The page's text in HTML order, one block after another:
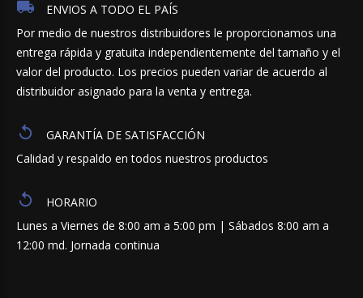
ENVIOS A TODO EL PAÍS
Por medio de nuestros distribuidores le proporcionamos una
entrega rápida y gratuita independientemente del tamaño y el
valor del producto. Los precios pueden variar de acuerdo al
distribuidor asignado para la venta y entrega.
GARANTÍA DE SATISFACCIÓN
Calidad y respaldo en todos nuestros productos
HORARIO
Lunes a Viernes de 8:00 am a 5:00 pm | Sábados 8:00 am a
12:00 md. Jornada continua